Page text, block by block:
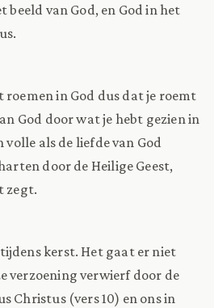
van God, en God in het
in God dus dat je roemt
God door wat je hebt gezien in
volle als de liefde van God
door de Heilige Geest,
zegt.
kerst. Het gaat er niet
verzoening verwierf door de
Christus (vers 10) en ons in